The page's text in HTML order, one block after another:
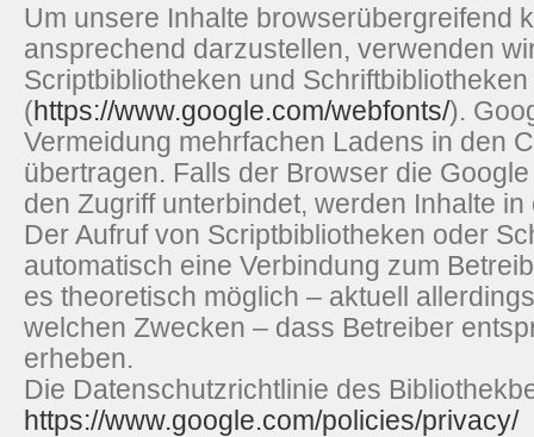
Um unsere Inhalte browserübergreifend
ansprechend darzustellen, verwenden
Scriptbibliotheken und
(https://www.google.com/webfonts/).
Vermeidung mehrfachen Ladens in den
übertragen. Falls der Browser die
den Zugriff unterbindet, werden Inhalte
Der Aufruf von Scriptbibliotheken oder
automatisch eine Verbindung zum
es theoretisch möglich – aktuell
welchen Zwecken – dass Betreiber
erheben.
Die Datenschutzrichtlinie des
https://www.google.com/policies/privacy/